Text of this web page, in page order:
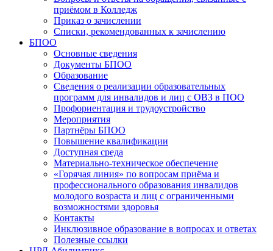
приёмом в Колледж
Приказ о зачислении
Списки, рекомендованных к зачислению
БПОО
Основные сведения
Документы БПОО
Образование
Сведения о реализации образовательных
программ для инвалидов и лиц с ОВЗ в ПОО
Профориентация и трудоустройство
Мероприятия
Партнёры БПОО
Повышение квалификации
Доступная среда
Материально-техническое обеспечение
«Горячая линия» по вопросам приёма и
профессионального образования инвалидов
молодого возраста и лиц с ограниченными
возможностями здоровья
Контакты
Инклюзивное образование в вопросах и ответах
Полезные ссылки